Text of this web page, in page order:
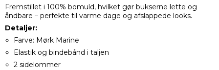
Fremstillet i 100% bomuld, hvilket gør bukserne lette og
åndbare – perfekte til varme dage og afslappede looks.
Detaljer:
Farve: Mørk Marine
Elastik og bindebånd i taljen
2 sidelommer